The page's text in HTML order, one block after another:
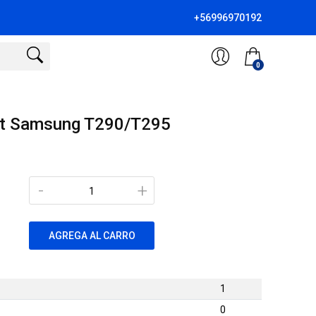
+56996970192
0
Samsung T290/T295
+
-
AGREGA AL CARRO
1
0